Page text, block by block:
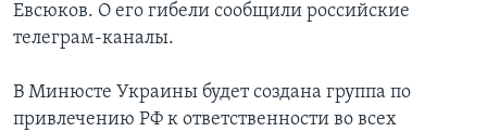
Евсюков. О его гибели сообщили российские
телеграм-каналы.
В Минюсте Украины будет создана группа по
привлечению РФ к ответственности во всех